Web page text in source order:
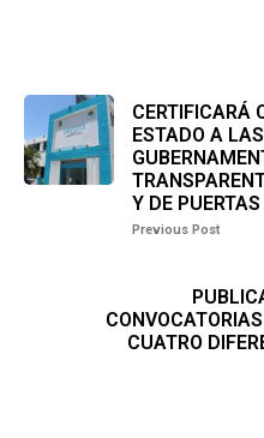
CERTIFICARÁ
ESTADO A
Y DE
Previous Post
CUATRO